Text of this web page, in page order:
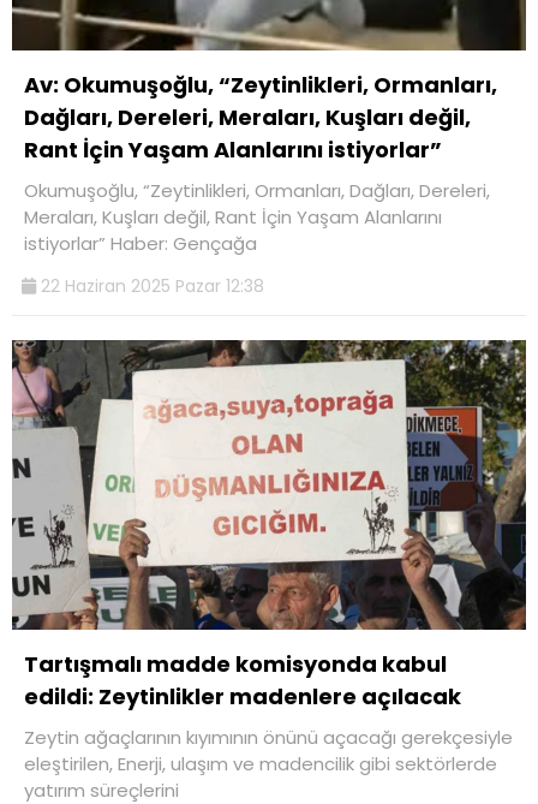
Av: Okumuşoğlu, “Zeytinlikleri, Ormanları,
Dağları, Dereleri, Meraları, Kuşları değil,
Rant İçin Yaşam Alanlarını istiyorlar”
Okumuşoğlu, “Zeytinlikleri, Ormanları, Dağları, Dereleri,
Meraları, Kuşları değil, Rant İçin Yaşam Alanlarını
istiyorlar” Haber: Gençağa
22 Haziran 2025 Pazar 12:38
Tartışmalı madde komisyonda kabul
edildi: Zeytinlikler madenlere açılacak
Zeytin ağaçlarının kıyımının önünü açacağı gerekçesiyle
eleştirilen, Enerji, ulaşım ve madencilik gibi sektörlerde
yatırım süreçlerini